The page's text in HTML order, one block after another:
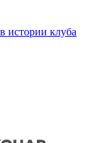
истории клуба